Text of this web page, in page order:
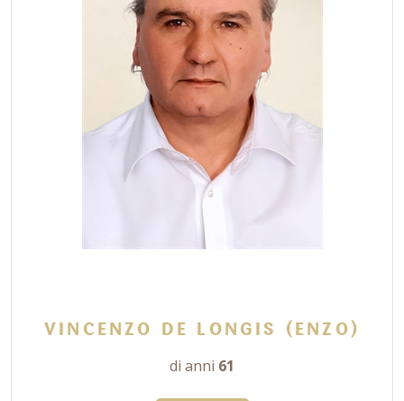
VINCENZO DE LONGIS (ENZO)
di anni 61